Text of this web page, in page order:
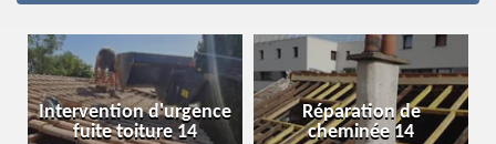
Intervention d'urgence
fuite toiture 14
Réparation de
cheminée 14